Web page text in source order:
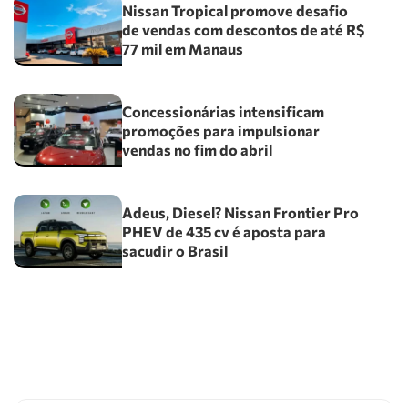
Nissan Tropical promove desafio
de vendas com descontos de até R$
77 mil em Manaus
Concessionárias intensificam
promoções para impulsionar
vendas no fim do abril
Adeus, Diesel? Nissan Frontier Pro
PHEV de 435 cv é aposta para
sacudir o Brasil